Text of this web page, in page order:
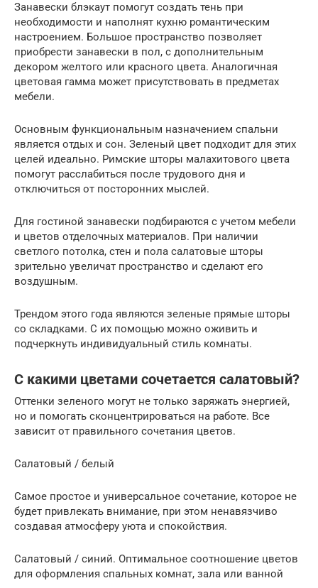
Занавески блэкаут помогут создать тень при
необходимости и наполнят кухню романтическим
настроением. Большое пространство позволяет
приобрести занавески в пол, с дополнительным
декором желтого или красного цвета. Аналогичная
цветовая гамма может присутствовать в предметах
мебели.
Основным функциональным назначением спальни
является отдых и сон. Зеленый цвет подходит для этих
целей идеально. Римские шторы малахитового цвета
помогут расслабиться после трудового дня и
отключиться от посторонних мыслей.
Для гостиной занавески подбираются с учетом мебели
и цветов отделочных материалов. При наличии
светлого потолка, стен и пола салатовые шторы
зрительно увеличат пространство и сделают его
воздушным.
Трендом этого года являются зеленые прямые шторы
со складками. С их помощью можно оживить и
подчеркнуть индивидуальный стиль комнаты.
С какими цветами сочетается салатовый?
Оттенки зеленого могут не только заряжать энергией,
но и помогать сконцентрироваться на работе. Все
зависит от правильного сочетания цветов.
Салатовый / белый
Самое простое и универсальное сочетание, которое не
будет привлекать внимание, при этом ненавязчиво
создавая атмосферу уюта и спокойствия.
Салатовый / синий. Оптимальное соотношение цветов
для оформления спальных комнат, зала или ванной